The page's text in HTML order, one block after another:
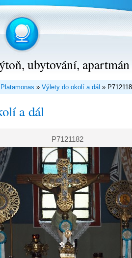
ubytování, apartmán
Platamonas » Výlety do okolí a dál »
a dál
P7121182